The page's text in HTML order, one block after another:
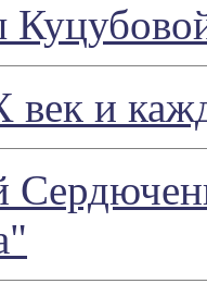
век и